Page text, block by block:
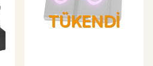
TÜKENDİ